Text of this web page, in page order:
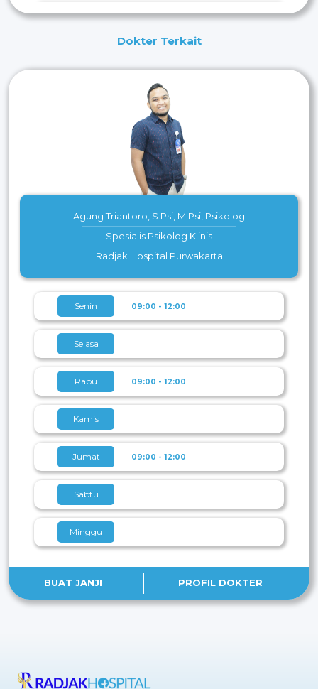
Jumat 09:00 - 12:00
Dokter Terkait
Agung Triantoro, S.Psi, M.Psi, Psikolog
Spesialis Psikolog Klinis
Radjak Hospital Purwakarta
Senin 09:00 - 12:00
Selasa
Rabu 09:00 - 12:00
Kamis
Jumat 09:00 - 12:00
Sabtu
Minggu
BUAT JANJI PROFIL DOKTER